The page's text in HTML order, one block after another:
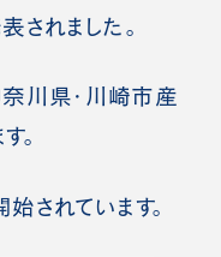
されました。
川県・川崎市産
。
されています。